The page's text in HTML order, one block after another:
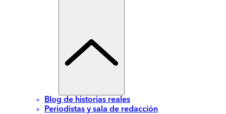
Blog de historias reales
Periodistas y sala de redacción